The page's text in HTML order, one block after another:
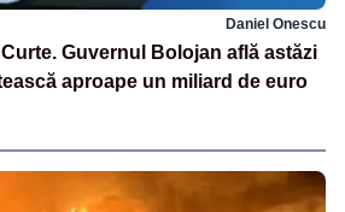
Daniel Onescu
Guvernul Bolojan află astăzi
aproape un miliard de euro